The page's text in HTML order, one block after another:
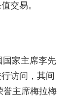
交易。
国家主席李先
访问，其间
誉主席梅拉梅